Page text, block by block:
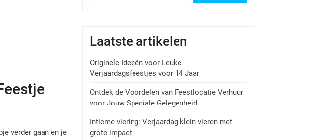
verder gaan en je
Laatste artikelen
Originele Ideeën voor Leuke
Verjaardagsfeestjes voor 14 Jaar
Ontdek de Voordelen van Feestlocatie Verhuur
voor Jouw Speciale Gelegenheid
Intieme viering: Verjaardag klein vieren met
grote impact